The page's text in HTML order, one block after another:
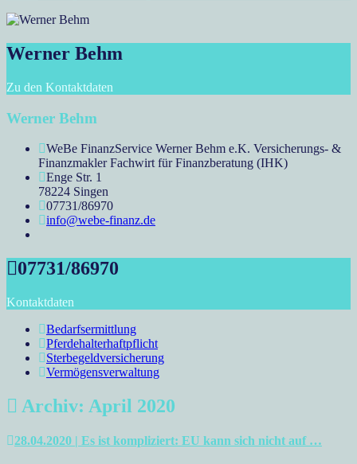
Werner Behm
Zu den Kontaktdaten
Werner Behm
WeBe FinanzService Werner Behm e.K. Versicherungs- &
Finanzmakler Fachwirt für Finanzberatung (IHK)
Enge Str. 1
78224 Singen
07731/86970
info@webe-finanz.de
07731/86970
Kontaktdaten
Bedarfsermittlung
Pferdehalterhaftpflicht
Sterbegeldversicherung
Vermögensverwaltung
Archiv: April 2020
28.04.2020 | Es ist kompliziert: EU kann sich nicht auf …